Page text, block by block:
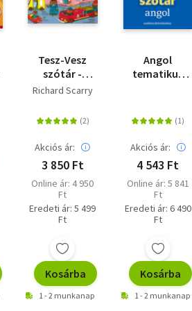
Tesz-Vesz
szótár -
Magyar-
Richard Scarry
Akciós ár:
3 850 Ft
Online ár: 4 950
Ft
Eredeti ár: 5 499
Ft
Kosárba
1 - 2 munkanap
Angol
tematikus
Akciós ár:
4 543 Ft
Online ár: 5 841
Ft
Eredeti ár: 6 490
Ft
Kosárba
1 - 2 munkanap